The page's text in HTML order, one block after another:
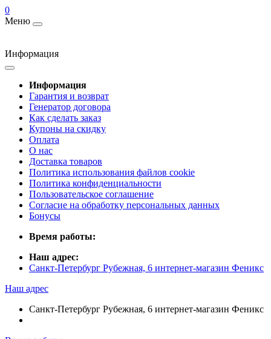
0
Меню
Информация
Информация
Гарантия и возврат
Генератор договора
Как сделать заказ
Купоны на скидку
Оплата
О нас
Доставка товаров
Политика использования файлов cookie
Политика конфиденциальности
Пользовательское соглашение
Согласие на обработку персональных данных
Бонусы
Время работы:
Наш адрес:
Санкт-Петербург Рубежная, 6 интернет-магазин Феникс
Наш адрес
Санкт-Петербург Рубежная, 6 интернет-магазин Феникс